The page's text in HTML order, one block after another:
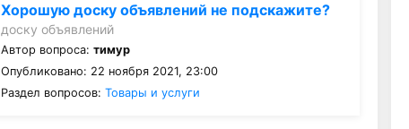
Хорошую доску объявлений не подскажите?
доску объявлений
Автор вопроса:тимур
Опубликовано: 22 ноября 2021, 23:00
Раздел вопросов:Товары и услуги